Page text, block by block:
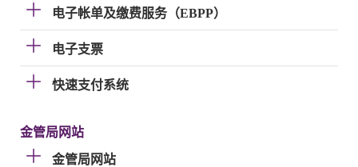
电子帐单及缴费服务（EBPP）
电子支票
快速支付系统
金管局网站
金管局网站